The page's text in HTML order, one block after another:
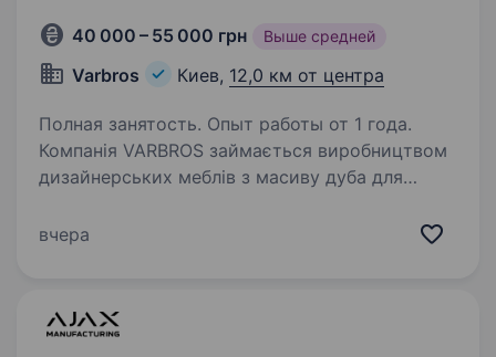
40 000 – 55 000 грн Выше средней
Varbros Киев, 12,0 км от центра
Полная занятость. Опыт работы от 1 года.
Компанія VARBROS займається виробництвом
дизайнерських меблів з масиву дуба для
збільшенням виробництва нам потрібен
вчера